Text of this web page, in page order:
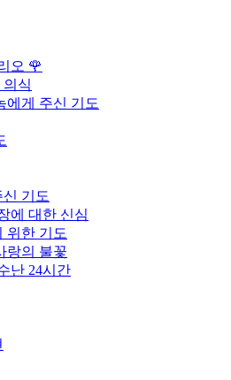
오 🌹
식
에게 주신 기도
기도
에 대한 신심
위한 기도
랑의 불꽃
난 24시간